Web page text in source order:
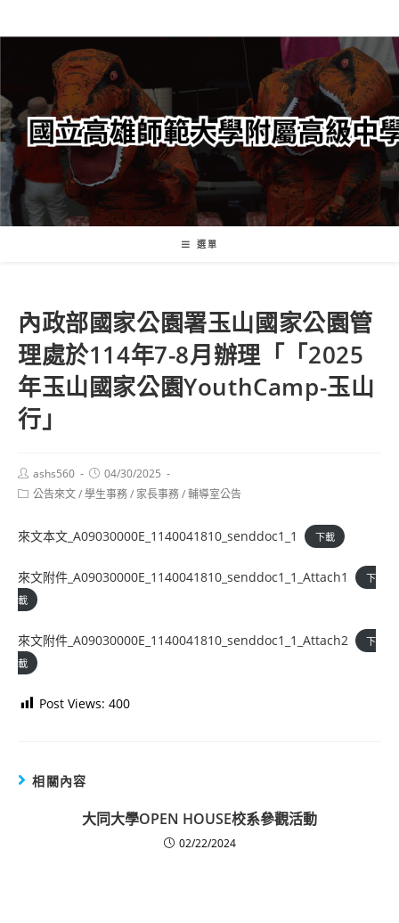
轉
要
內
容
選單
內政部國家公園署玉山國家公園管
理處於114年7-8月辦理「「2025
年玉山國家公園YouthCamp-玉山
行」
Post
author:
ashs560
Post
published:
04/30/2025
Post公告來文/學生事務/ 家長事務/輔導室公告
來文本文_A09030000E_1140041810_senddoc1_1 下載
來文附件_A09030000E_1140041810_senddoc1_1_Attach1
下
載
來文附件_A09030000E_1140041810_senddoc1_1_Attach2
下
載
Post Views: 400
相關內容
大同大學OPEN HOUSE校系參觀活動
02/22/2024